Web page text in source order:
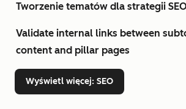
Tworzenie tematów dla strategii SEO
Validate internal links between
content and pillar pages
Wyświetl więcej: SEO